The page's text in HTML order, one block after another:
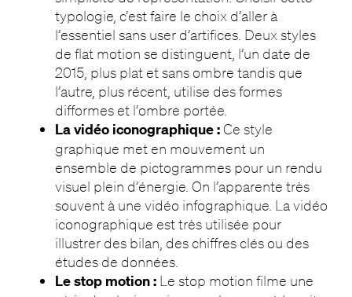
typologie, c’est faire le choix d’aller à
l’essentiel sans user d’artifices. Deux styles
de flat motion se distinguent, l’un date de
2015, plus plat et sans ombre tandis que
l’autre, plus récent, utilise des formes
difformes et l’ombre portée.
La vidéo iconographique :Ce style
graphique met en mouvement un
ensemble de pictogrammes pour un rendu
visuel plein d’énergie. On l’apparente très
souvent à une vidéo infographique. La vidéo
iconographique est très utilisée pour
illustrer des bilan, des chiffres clés ou des
études de données.
Le stop motion :Le stop motion filme une